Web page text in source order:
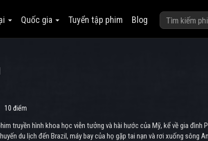
Quốc gia Tuyển tập phim Blog
10 điểm
truyền hình khoa học viễn tưởng và hài hước của Mỹ, kể về gia đình
du lịch đến Brazil, máy bay của họ gặp tai nạn và rơi xuống sông